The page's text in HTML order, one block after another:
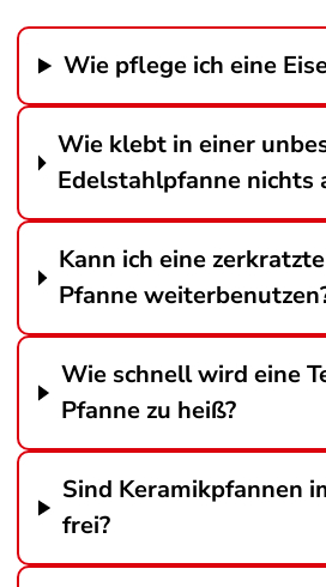
Wie pflege ich eine
Wie klebt in einer
Edelstahlpfanne nichts
Kann ich eine
Pfanne
Wie schnell wird eine
Pfanne zu heiß?
Sind Keramikpfannen
frei?